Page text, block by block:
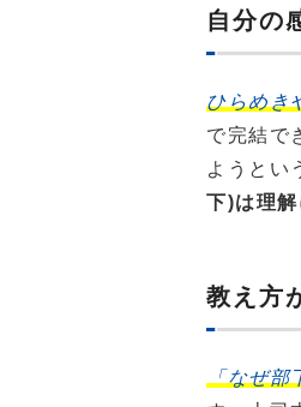
自分の
ひらめき
で完結で
ようとい
下)は理
教え方
「なぜ